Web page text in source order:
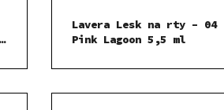
Lavera Lesk na rty – 04
Pink Lagoon 5,5 ml